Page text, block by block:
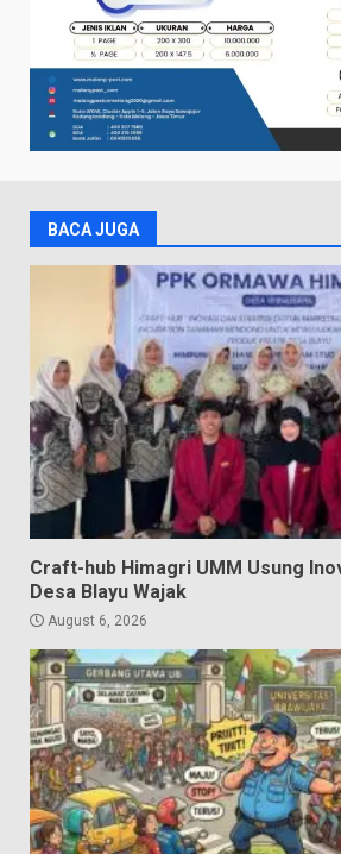
BACA JUGA
Craft-hub Himagri UMM Usung
Desa Blayu Wajak
August 6, 2026